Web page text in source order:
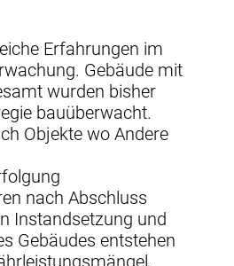
Erfahrungen im
Gebäude mit
wurden bisher
bauüberwacht.
Objekte wo Andere
nach Abschluss
Instandsetzung und
Gebäudes entstehen